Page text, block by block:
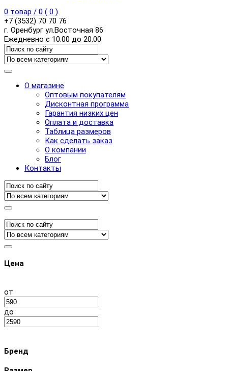
0 товар / 0 ( 0 )
+7 (3532) 70 70 76
г. Оренбург ул.Восточная 86
Ежедневно с 10.00 до 20.00
О магазине
Оптовым покупателям
Дисконтная программа
Гарантия низких цен
Оплата и доставка
Таблица размеров
Как сделать заказ
О компании
Блог
Контакты
Цена
от
до
Бренд